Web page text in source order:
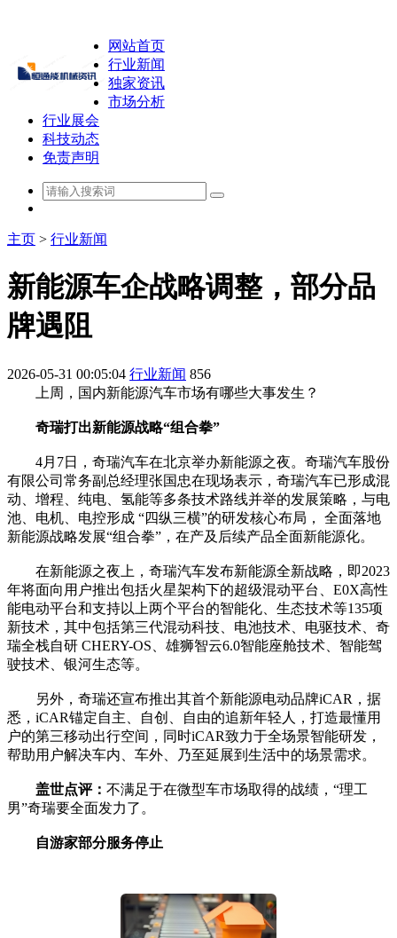
网站首页
行业新闻
独家资讯
市场分析
行业展会
科技动态
免责声明
主页 > 行业新闻
新能源车企战略调整，部分品
牌遇阻
2026-05-31 00:05:04 行业新闻 856
上周，国内新能源汽车市场有哪些大事发生？
奇瑞打出新能源战略“组合拳”
4月7日，奇瑞汽车在北京举办新能源之夜。奇瑞汽车股份
有限公司常务副总经理张国忠在现场表示，奇瑞汽车已形成混
动、增程、纯电、氢能等多条技术路线并举的发展策略，与电
池、电机、电控形成 “四纵三横”的研发核心布局， 全面落地
新能源战略发展“组合拳”，在产及后续产品全面新能源化。
在新能源之夜上，奇瑞汽车发布新能源全新战略，即2023
年将面向用户推出包括火星架构下的超级混动平台、E0X高性
能电动平台和支持以上两个平台的智能化、生态技术等135项
新技术，其中包括第三代混动科技、电池技术、电驱技术、奇
瑞全栈自研 CHERY-OS、雄狮智云6.0智能座舱技术、智能驾
驶技术、银河生态等。
另外，奇瑞还宣布推出其首个新能源电动品牌iCAR，据
悉，iCAR锚定自主、自创、自由的追新年轻人，打造最懂用
户的第三移动出行空间，同时iCAR致力于全场景智能研发，
帮助用户解决车内、车外、乃至延展到生活中的场景需求。
盖世点评： 不满足于在微型车市场取得的战绩，“理工
男”奇瑞要全面发力了。
自游家部分服务停止